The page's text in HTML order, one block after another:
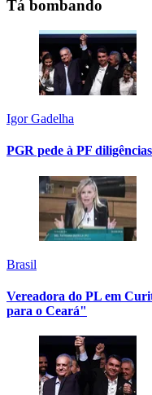
Tá bombando
Igor Gadelha
PGR pede à PF
Brasil
Vereadora do PL em
para o Ceará"